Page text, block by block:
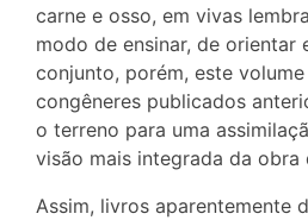
carne e osso, em vivas
modo de ensinar, de orientar
conjunto, porém, este
congêneres publicados
o terreno para uma
visão mais integrada da obra
Assim, livros aparentemente